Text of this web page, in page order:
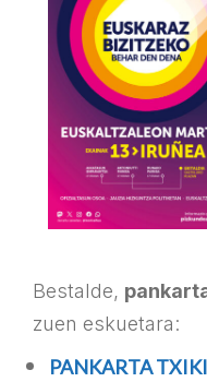
Bestalde,
zuen eskuetara:
PANKARTA